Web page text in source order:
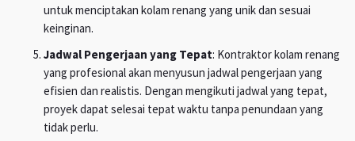
untuk menciptakan kolam renang yang unik dan sesuai
keinginan.
Jadwal Pengerjaan yang Tepat: Kontraktor kolam renang
yang profesional akan menyusun jadwal pengerjaan yang
efisien dan realistis. Dengan mengikuti jadwal yang tepat,
proyek dapat selesai tepat waktu tanpa penundaan yang
tidak perlu.